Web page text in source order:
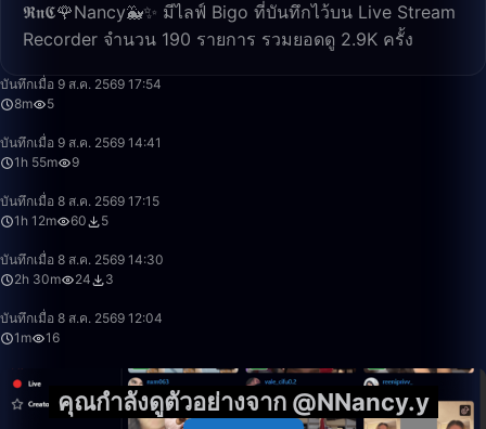
𝕽𝖓𝕮🌹Nancy🐳✨ มีไลฟ์ Bigo ที่บันทึกไว้บน Live Stream
Recorder จำนวน 190 รายการ รวมยอดดู 2.9K ครั้ง
บันทึกเมื่อ 9 ส.ค. 2569 17:54
8m
5
บันทึกเมื่อ 9 ส.ค. 2569 14:41
1h 55m
9
บันทึกเมื่อ 8 ส.ค. 2569 17:15
1h 12m
60 5
บันทึกเมื่อ 8 ส.ค. 2569 14:30
2h 30m
24 3
บันทึกเมื่อ 8 ส.ค. 2569 12:04
1m
16
คุณกำลังดูตัวอย่างจาก @NNancy.y